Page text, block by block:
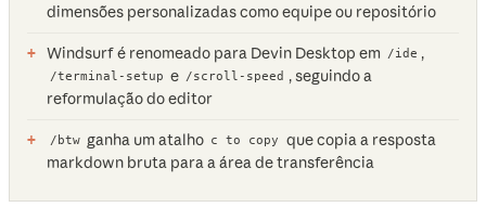
dimensões personalizadas como equipe ou repositório
Windsurf é renomeado para Devin Desktop em /ide ,
/terminal-setup e /scroll-speed , seguindo a
reformulação do editor
/btw ganha um atalho c to copy
que copia a resposta
markdown bruta para a área de transferência